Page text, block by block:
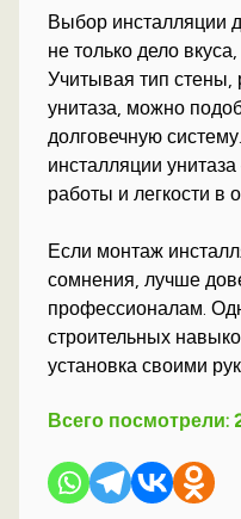
Выбор инсталляции
не только дело
Учитывая тип
унитаза, можно
долговечную
инсталляции
работы и легкости в
Если монтаж
сомнения, лучше
профессионалам.
строительных
установка своими
Всего посмотрели: